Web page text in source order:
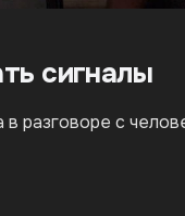
сигналы
разговоре с